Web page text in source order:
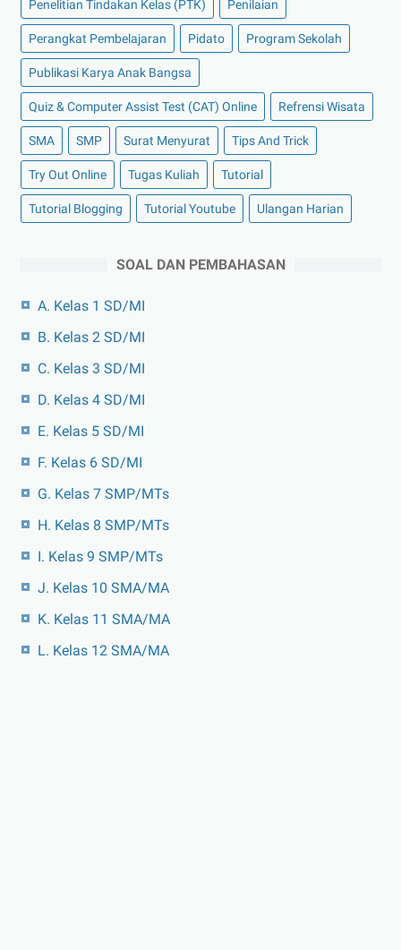
Penelitian Tindakan Kelas (PTK) Penilaian
Perangkat Pembelajaran Pidato Program Sekolah
Publikasi Karya Anak Bangsa
Quiz & Computer Assist Test (CAT) Online Refrensi Wisata
SMA SMP Surat Menyurat Tips And Trick
Try Out Online Tugas Kuliah Tutorial
Tutorial Blogging Tutorial Youtube Ulangan Harian
SOAL DAN PEMBAHASAN
A. Kelas 1 SD/MI
B. Kelas 2 SD/MI
C. Kelas 3 SD/MI
D. Kelas 4 SD/MI
E. Kelas 5 SD/MI
F. Kelas 6 SD/MI
G. Kelas 7 SMP/MTs
H. Kelas 8 SMP/MTs
I. Kelas 9 SMP/MTs
J. Kelas 10 SMA/MA
K. Kelas 11 SMA/MA
L. Kelas 12 SMA/MA